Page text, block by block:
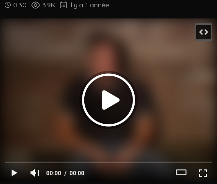
0:30 3.9K il y a 1 année
00:00 00:00